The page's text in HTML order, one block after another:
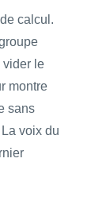
calcul.
vider le
montre
sans
voix du